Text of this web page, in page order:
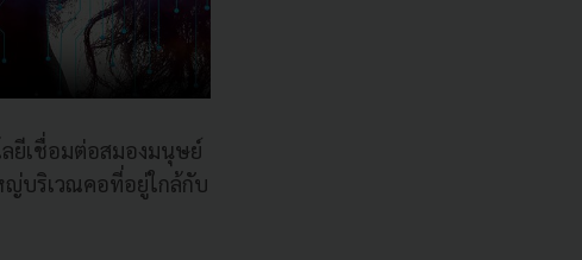
ยีเชื่อมต่อสมองมนุษย์
ญ่บริเวณคอที่อยู่ใกล้กับ